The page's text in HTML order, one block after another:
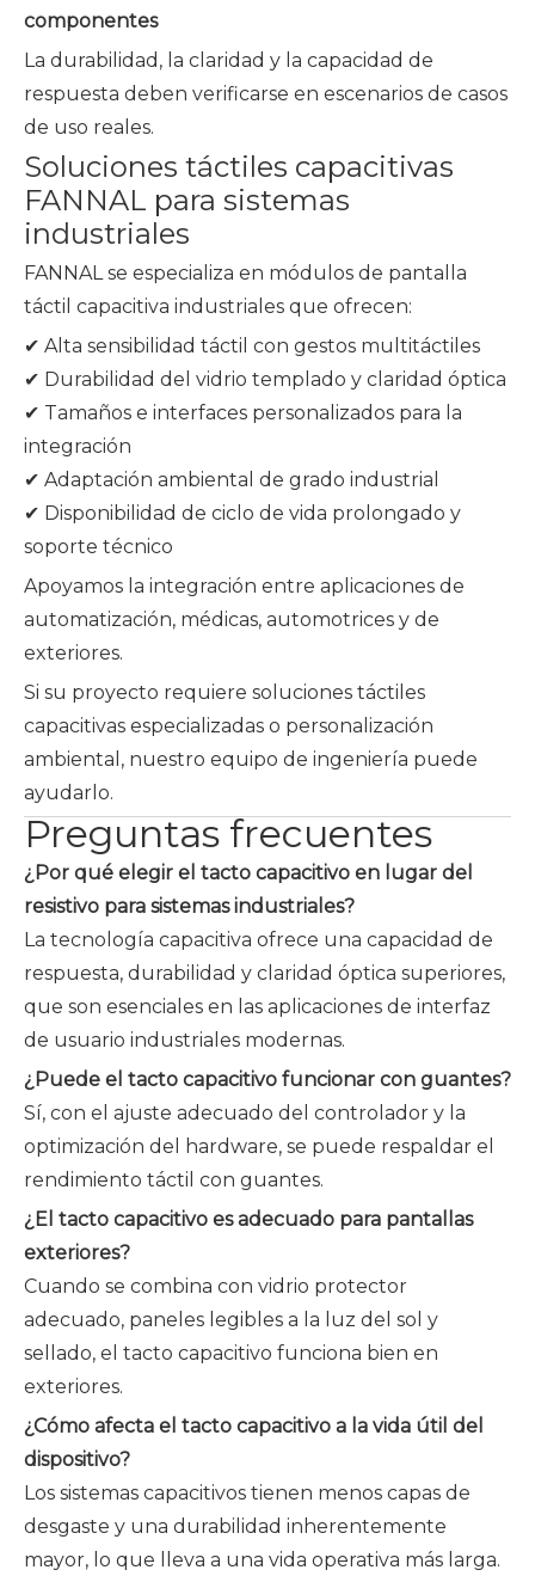
componentes
La durabilidad, la claridad y la capacidad de
respuesta deben verificarse en escenarios de casos
de uso reales.
Soluciones táctiles capacitivas
FANNAL para sistemas
industriales
FANNAL se especializa en módulos de pantalla
táctil capacitiva industriales que ofrecen:
✔ Alta sensibilidad táctil con gestos multitáctiles
✔ Durabilidad del vidrio templado y claridad óptica
✔ Tamaños e interfaces personalizados para la
integración
✔ Adaptación ambiental de grado industrial
✔ Disponibilidad de ciclo de vida prolongado y
soporte técnico
Apoyamos la integración entre aplicaciones de
automatización, médicas, automotrices y de
exteriores.
Si su proyecto requiere soluciones táctiles
capacitivas especializadas o personalización
ambiental, nuestro equipo de ingeniería puede
ayudarlo.
Preguntas frecuentes
¿Por qué elegir el tacto capacitivo en lugar del
resistivo para sistemas industriales?
La tecnología capacitiva ofrece una capacidad de
respuesta, durabilidad y claridad óptica superiores,
que son esenciales en las aplicaciones de interfaz
de usuario industriales modernas.
¿Puede el tacto capacitivo funcionar con guantes?
Sí, con el ajuste adecuado del controlador y la
optimización del hardware, se puede respaldar el
rendimiento táctil con guantes.
¿El tacto capacitivo es adecuado para pantallas
exteriores?
Cuando se combina con vidrio protector
adecuado, paneles legibles a la luz del sol y
sellado, el tacto capacitivo funciona bien en
exteriores.
¿Cómo afecta el tacto capacitivo a la vida útil del
dispositivo?
Los sistemas capacitivos tienen menos capas de
desgaste y una durabilidad inherentemente
mayor, lo que lleva a una vida operativa más larga.